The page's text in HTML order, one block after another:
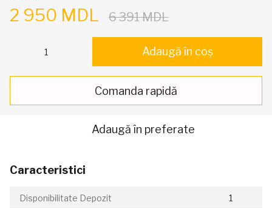
2 950 MDL 6 391 MDL
Adaugă în coș
Comanda rapidă
Adaugă în preferate
Caracteristici
Disponibilitate Depozit 1